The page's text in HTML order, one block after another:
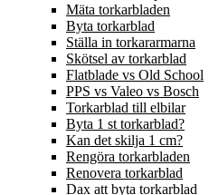
Mäta torkarbladen
Byta torkarblad
Ställa in torkararmarna
Skötsel av torkarblad
Flatblade vs Old School
PPS vs Valeo vs Bosch
Torkarblad till elbilar
Byta 1 st torkarblad?
Kan det skilja 1 cm?
Rengöra torkarbladen
Renovera torkarblad
Dax att byta torkarblad